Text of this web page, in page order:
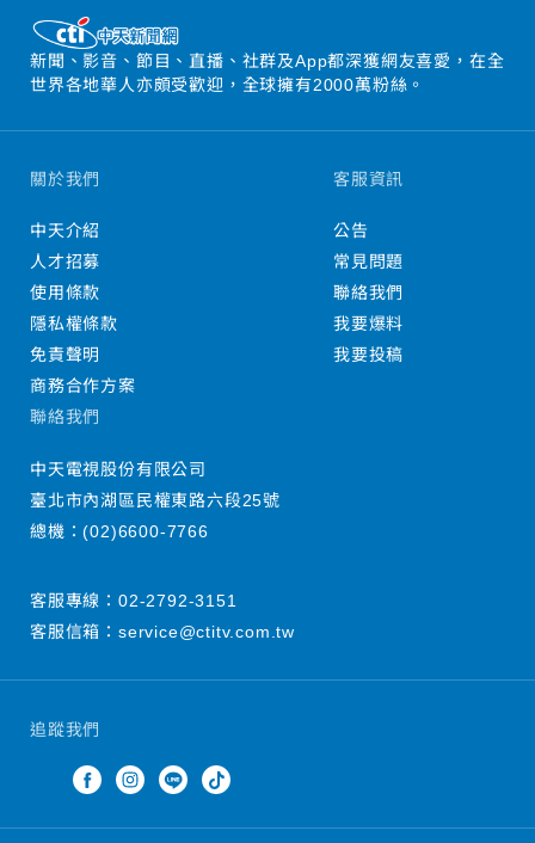
新聞、影音、節目、直播、社群及App都深獲網友喜愛，在全
世界各地華人亦頗受歡迎，全球擁有2000萬粉絲。
追蹤我們
關於我們
中天介紹
人才招募
使用條款
隱私權條款
免責聲明
商務合作方案
客服資訊
公告
常見問題
聯絡我們
我要爆料
我要投稿
聯絡我們
中天電視股份有限公司
臺北市內湖區民權東路六段25號
總機：(02)6600-7766
客服專線： 02-2792-3151
客服信箱： service@ctitv.com.tw